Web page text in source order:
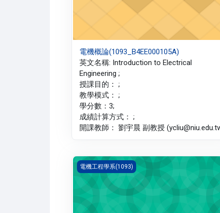
電機概論(1093_B4EE000105A)
英文名稱: Introduction to Electrical
Engineering ;
授課目的： ;
教學模式： ;
學分數：3;
成績計算方式： ;
開課教師： 劉宇晨 副教授
電路學 二(1093_B4EE000097A)
電機工程學系(1093)